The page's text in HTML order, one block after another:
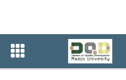
ปฏิทินกิจกรรมของ
ปฏิทินกิจกรรมของหน่วยงาน